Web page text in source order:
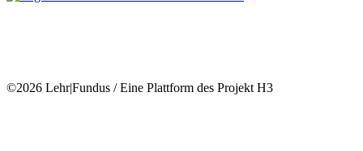
©2026 Lehr|Fundus / Eine Plattform des Projekt H3